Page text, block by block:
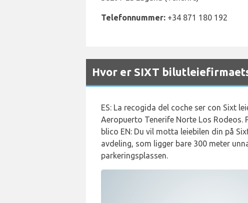
Telefonnummer: +34 871 180 192
Hvor er SIXT
ES: La recogida del coche ser con Sixt
Aeropuerto Tenerife Norte Los Rodeos.
blico EN: Du vil motta leiebilen din på
avdeling, som ligger bare 300 meter
parkeringsplassen.